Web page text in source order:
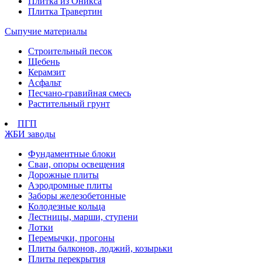
Плитка Травертин
Сыпучие материалы
Строительный песок
Щебень
Керамзит
Асфальт
Песчано-гравийная смесь
Растительный грунт
ПГП
ЖБИ заводы
Фундаментные блоки
Сваи, опоры освещения
Дорожные плиты
Аэродромные плиты
Заборы железобетонные
Колодезные кольца
Лестницы, марши, ступени
Лотки
Перемычки, прогоны
Плиты балконов, лоджий, козырьки
Плиты перекрытия